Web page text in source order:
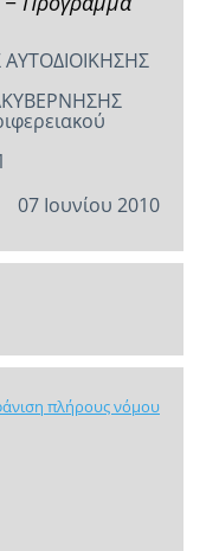
07 Ιουνίου 2010
πλήρους νόμου